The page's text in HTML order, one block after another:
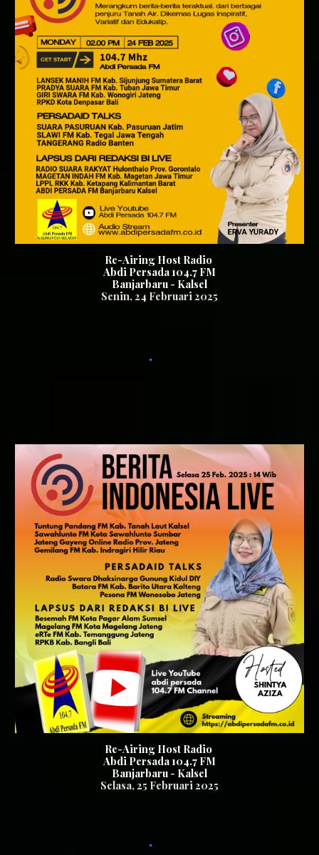
Re-Airing Host Radio
Abdi Persada 104.7 FM
Banjarbaru - Kalsel
Senin, 24 Februari 2025
Re-Airing Host Radio
Abdi Persada 104.7 FM
Banjarbaru - Kalsel
Selasa, 25 Februari 2025